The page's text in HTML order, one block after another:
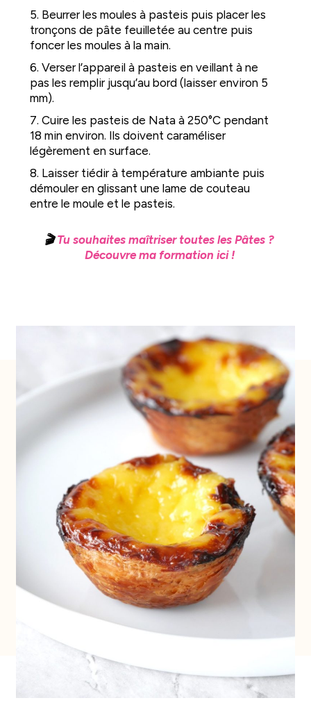
5. Beurrer les moules à pasteis puis placer les
tronçons de pâte feuilletée au centre puis
foncer les moules à la main.
6. Verser l’appareil à pasteis en veillant à ne
pas les remplir jusqu’au bord (laisser environ 5
mm).
7. Cuire les pasteis de Nata à 250°C pendant
18 min environ. Ils doivent caraméliser
légèrement en surface.
8. Laisser tiédir à température ambiante puis
démouler en glissant une lame de couteau
entre le moule et le pasteis.
🎬Tu souhaites maîtriser toutes les Pâtes ?
Découvre ma formation ici !